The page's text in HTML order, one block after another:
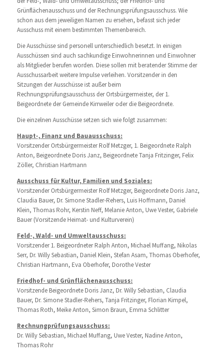
Grünflächenausschuss und der Rechnungsprüfungsausschuss. Wie
schon aus dem jeweiligen Namen zu ersehen, befasst sich jeder
Ausschuss mit einem bestimmten Themenbereich.
Die Ausschüsse sind personell unterschiedlich besetzt. In einigen
Ausschüssen sind auch sachkundige Einwohnerinnen und Einwohner
als Mitglieder berufen worden. Diese sollen mit beratender Stimme der
Ausschussarbeit weitere Impulse verleihen. Vorsitzender in den
Sitzungen der Ausschüsse ist außer beim
Rechnungsprüfungsausschuss der Ortsbürgermeister, der 1.
Beigeordnete der Gemeinde Kirrweiler oder die Beigeordnete.
Die einzelnen Ausschüsse setzen sich wie folgt zusammen:
Haupt-, Finanz und Bauausschuss:
Vorsitzender Ortsbürgermeister Rolf Metzger, 1. Beigeordnete Ralph
Anton, Beigeordnete Doris Janz, Beigeordnete Tanja Fritzinger, Felix
Zöller, Christian Hartmann
Ausschuss für Kultur, Familien und Soziales:
Vorsitzender Ortsbürgermeister Rolf Metzger, Beigeordnete Doris Janz,
Claudia Bauer, Dr. Simone Stadler-Rehers, Luis Hoffmann, Daniel
Klein, Thomas Rohr, Kerstin Neff, Melanie Anton, Uwe Vester, Gabriele
Bauer (Vorsitzende Heimat- und Kulturverein)
Feld-, Wald- und Umweltausschuss:
Vorsitzender 1. Beigeordneter Ralph Anton, Michael Muffang, Nikolas
Serr, Dr. Willy Sebastian, Daniel Klein, Stefan Asam, Thomas Oberhofer,
Christian Hartmann, Eva Oberhofer, Dorothe Vester
Friedhof- und Grünflächenausschuss:
Vorsitzende Beigeordnete Doris Janz, Dr. Willy Sebastian, Claudia
Bauer, Dr. Simone Stadler-Rehers, Tanja Fritzinger, Florian Kimpel,
Thomas Roth, Meike Anton, Simon Braun, Emma Schlitter
Rechnungprüfungsausschuss:
Dr. Willy Sebastian, Michael Muffang, Uwe Vester, Nadine Anton,
Thomas Rohr